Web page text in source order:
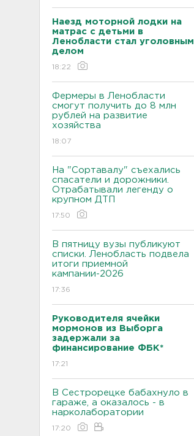
Наезд моторной лодки на
матрас с детьми в
Ленобласти стал уголовным
делом
18:22
Фермеры в Ленобласти
смогут получить до 8 млн
рублей на развитие
хозяйства
18:07
На "Сортавалу" съехались
спасатели и дорожники.
Отрабатывали легенду о
крупном ДТП
17:50
В пятницу вузы публикуют
списки. Ленобласть подвела
итоги приемной
кампании-2026
17:36
Руководителя ячейки
мормонов из Выборга
задержали за
финансирование ФБК*
17:21
В Сестрорецке бабахнуло в
гараже, а оказалось - в
нарколаборатории
17:20